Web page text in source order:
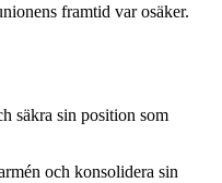
framtid var osäker.
säkra sin position som
och konsolidera sin